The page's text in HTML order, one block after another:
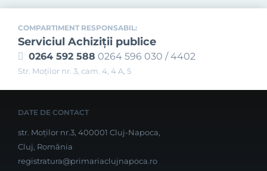
COMPARTIMENT RESPONSABIL:
Serviciul Achiziţii publice
0264 592 588 0264 596 030 / 4402
Str. Moţilor nr. 3, cam. 4, 4 A, 5
DATE DE CONTACT
str. Moților nr.3, 400001 Cluj-Napoca,
Cluj, România
registratura@primariaclujnapoca.ro